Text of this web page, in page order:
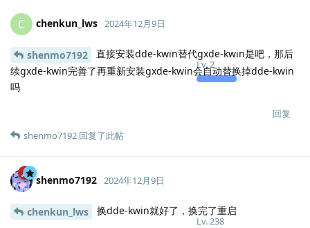
C chenkun_lws
Lv.2
2024年12月9日
shenmo7192
直接安装dde-kwin替代gxde-kwin是吧，那后
续gxde-kwin完善了再重新安装gxde-kwin会自动替换掉dde-kwin
吗
回复
shenmo7192 回复了此帖
shenmo7192
Lv.238
2024年12月9日
chenkun_lws 换dde-kwin就好了，换完了重启